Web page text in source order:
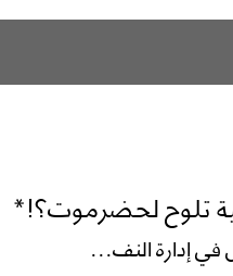
تلوح لحضرموت؟!*
إدارة النف...